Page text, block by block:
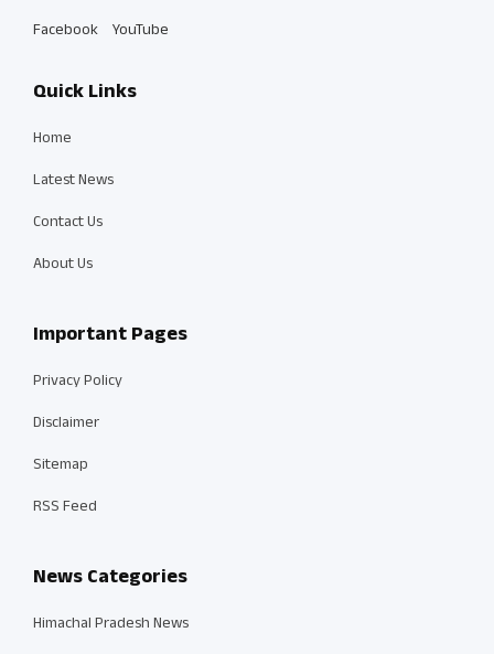
Facebook YouTube
Quick Links
Home
Latest News
Contact Us
About Us
Important Pages
Privacy Policy
Disclaimer
Sitemap
RSS Feed
News Categories
Himachal Pradesh News